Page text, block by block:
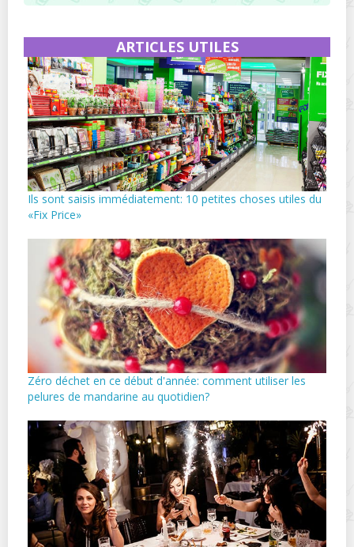
ARTICLES UTILES
Ils sont saisis immédiatement: 10 petites choses utiles du
«Fix Price»
Zéro déchet en ce début d'année: comment utiliser les
pelures de mandarine au quotidien?